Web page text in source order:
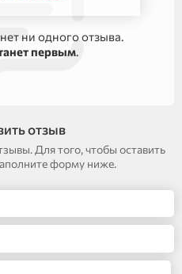
ни одного отзыва.
первым.
отзыв
Для того, чтобы оставить
форму ниже.